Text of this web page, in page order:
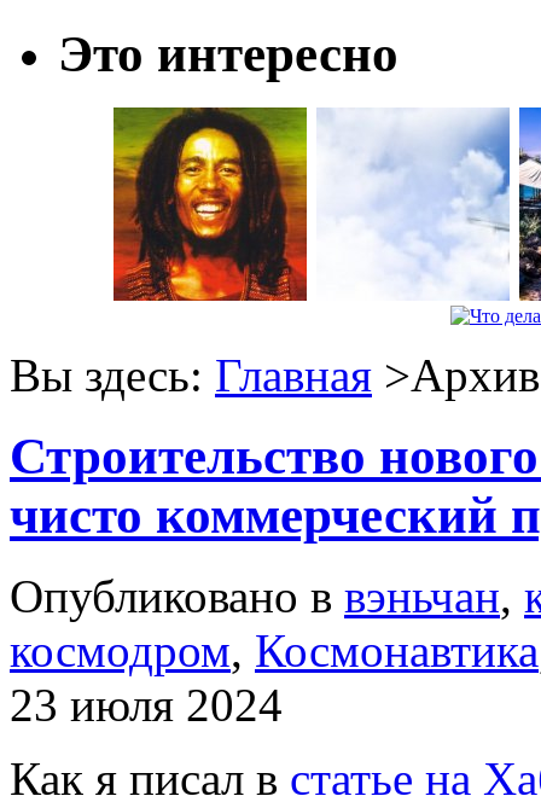
Это интересно
Вы здесь: Главная >Архив
Строительство
чисто коммерческий
Опубликовано в вэньчан,
космодром, Космонавтика
23 июля 2024
Как я писал в статье на